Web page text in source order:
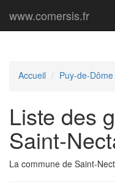
www.comersis.fr
Accueil Puy-de-Dôme
Liste des
Saint-
La commune de Saint-